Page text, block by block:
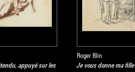
appuyé sur les
Roger Blin
Je vous donne ma fille